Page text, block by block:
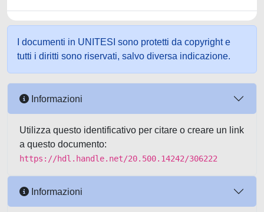
I documenti in UNITESI sono protetti da copyright e
tutti i diritti sono riservati, salvo diversa indicazione.
Informazioni
Utilizza questo identificativo per citare o creare un link
a questo documento:
https://hdl.handle.net/20.500.14242/306222
Informazioni